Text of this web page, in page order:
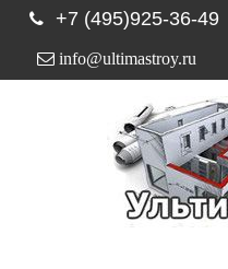
+7 (495)925-36-49
info@ultimastroy.ru